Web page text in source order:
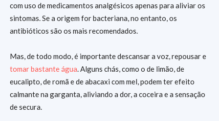
com uso de medicamentos analgésicos apenas para aliviar os
sintomas. Se a origem for bacteriana, no entanto, os
antibióticos são os mais recomendados.
Mas, de todo modo, é importante descansar a voz, repousar e
tomar bastante água. Alguns chás, como o de limão, de
eucalipto, de romã e de abacaxi com mel, podem ter efeito
calmante na garganta, aliviando a dor, a coceira e a sensação
de secura.